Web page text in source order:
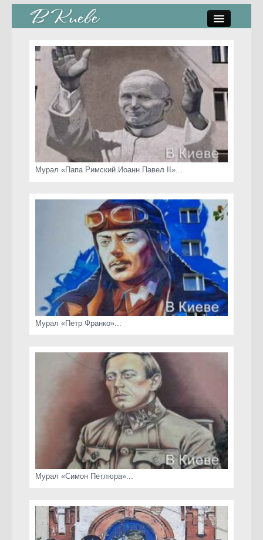
стрит-арт
коты Киева
скамейки
часы Киева
Мурал «Папа Римский Иоанн Павел II»...
Мурал «Петр Франко»...
Мурал «Симон Петлюра»...